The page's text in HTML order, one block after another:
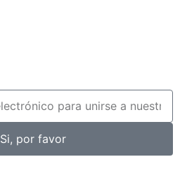
Si, por favor